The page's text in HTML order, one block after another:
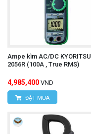
Ampe kìm AC/DC KYORITSU
2056R (100A , True RMS)
4,985,400 VND
ĐẶT MUA